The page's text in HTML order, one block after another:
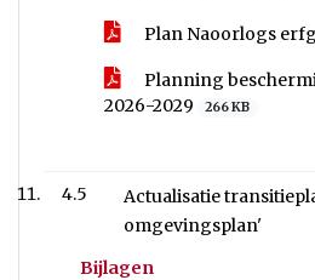
Plan Naoorlogs
Planning
2026-2029
266 KB
4.5
Actualisatie
omgevingsplan'
Bijlagen